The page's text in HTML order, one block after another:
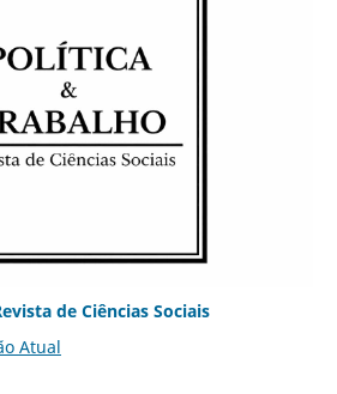
de Ciências Sociais
Atual